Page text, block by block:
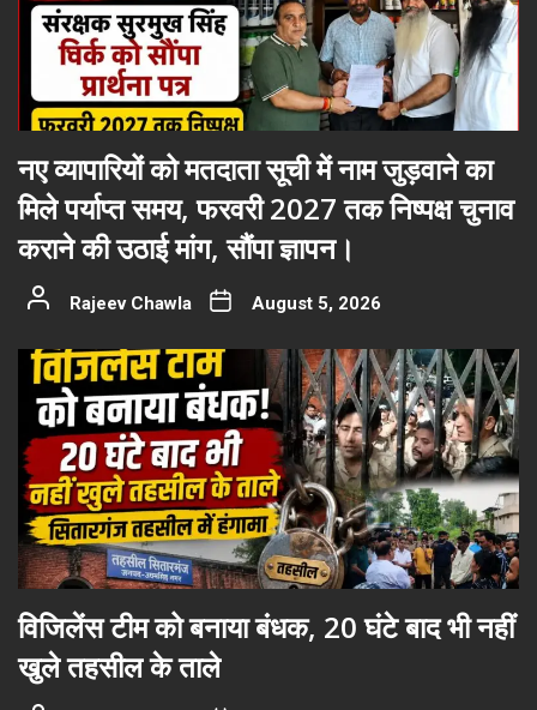
नए व्यापारियों को मतदाता सूची में नाम जुड़वाने का
मिले पर्याप्त समय, फरवरी 2027 तक निष्पक्ष चुनाव
कराने की उठाई मांग, सौंपा ज्ञापन।
Rajeev Chawla August 5, 2026
विजिलेंस टीम को बनाया बंधक, 20 घंटे बाद भी नहीं
खुले तहसील के ताले